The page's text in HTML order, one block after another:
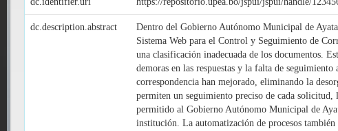
dc.description.abstract
Dentro del Gobierno Autónomo Municipal de
Sistema Web para el Control y Seguimiento de
una clasificación inadecuada de los documentos.
demoras en las respuestas y la falta de
correspondencia han mejorado, eliminando la
permiten un seguimiento preciso de cada solicitud,
permitido al Gobierno Autónomo Municipal de
institución. La automatización de procesos